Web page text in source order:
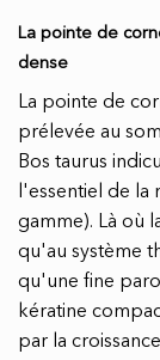
La pointe de
dense
La pointe de
prélevée au
Bos taurus
l'essentiel de la
gamme). Là où
qu'au système
qu'une fine
kératine
par la